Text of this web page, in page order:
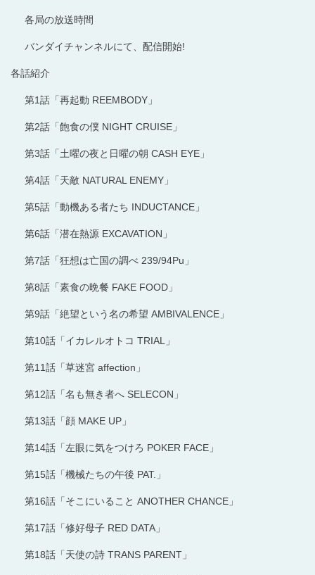
各局の放送時間
バンダイチャンネルにて、配信開始!
各話紹介
第1話「再起動 REEMBODY」
第2話「飽食の僕 NIGHT CRUISE」
第3話「土曜の夜と日曜の朝 CASH EYE」
第4話「天敵 NATURAL ENEMY」
第5話「動機ある者たち INDUCTANCE」
第6話「潜在熱源 EXCAVATION」
第7話「狂想は亡国の調べ 239/94Pu」
第8話「素食の晩餐 FAKE FOOD」
第9話「絶望という名の希望 AMBIVALENCE」
第10話「イカレルオトコ TRIAL」
第11話「草迷宮 affection」
第12話「名も無き者へ SELECON」
第13話「顔 MAKE UP」
第14話「左眼に気をつけろ POKER FACE」
第15話「機械たちの午後 PAT.」
第16話「そこにいること ANOTHER CHANCE」
第17話「修好母子 RED DATA」
第18話「天使の詩 TRANS PARENT」